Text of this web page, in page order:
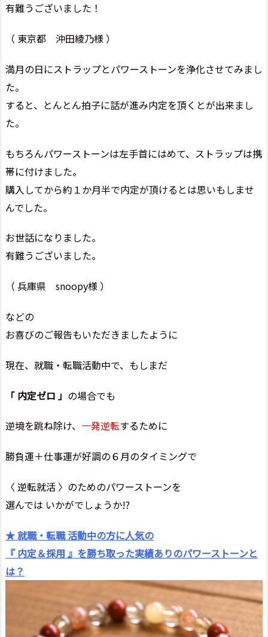
有難うございました！
（ 東京都 沖田綾乃様 ）
満月の日にストラップとパワーストーンを浄化させてみまし
た。
すると、とんとん拍子に話が進み内定を頂くとが出来まし
た。
もちろんパワーストーンは左手首にはめて、ストラップは携
帯に付けました。
購入してから約１か月半で内定が頂けるとは思いもしませ
んでした。
お世話になりました。
有難うございました。
（ 兵庫県 snoopy様 ）
などの
お喜びのご報告もいただきましたように
現在、就職・転職活動中で、もしまだ
「 内定ゼロ 」 の場合でも
逆境を跳ね除け、 一発逆転するために
勝負運＋仕事運が好調の６月のタイミングで
〈 逆転就活 〉のためのパワーストーンを
選んでは いかがでしょうか!?
★ 就職・転職 活動中の方に人気の
『 内定＆採用 』を勝ち取った実績ありのパワーストーンと
は？